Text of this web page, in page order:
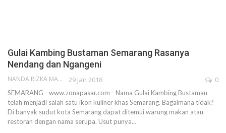
Gulai Kambing Bustaman Semarang Rasanya
Nendang dan Ngangeni
NANDA RIZKA MAHENDRA 29 Jan 2018 0
SEMARANG - www.zonapasar.com - Nama Gulai Kambing Bustaman
telah menjadi salah satu ikon kuliner khas Semarang. Bagaimana tidak?
Di banyak sudut kota Semarang dapat ditemui warung makan atau
restoran dengan nama serupa. Usut punya…